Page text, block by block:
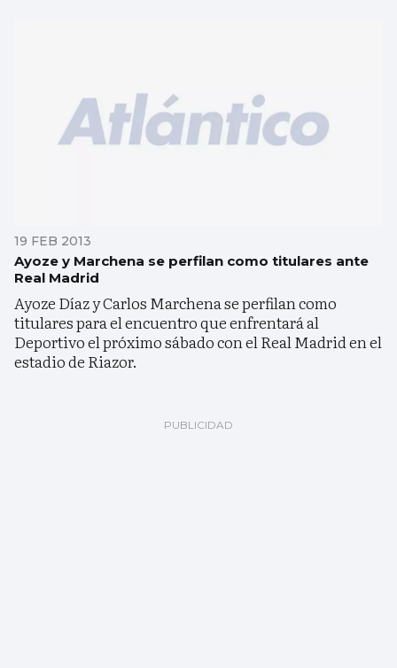
19 FEB 2013
Ayoze y Marchena se perfilan como titulares ante
Real Madrid
Ayoze Díaz y Carlos Marchena se perfilan como
titulares para el encuentro que enfrentará al
Deportivo el próximo sábado con el Real Madrid en el
estadio de Riazor.